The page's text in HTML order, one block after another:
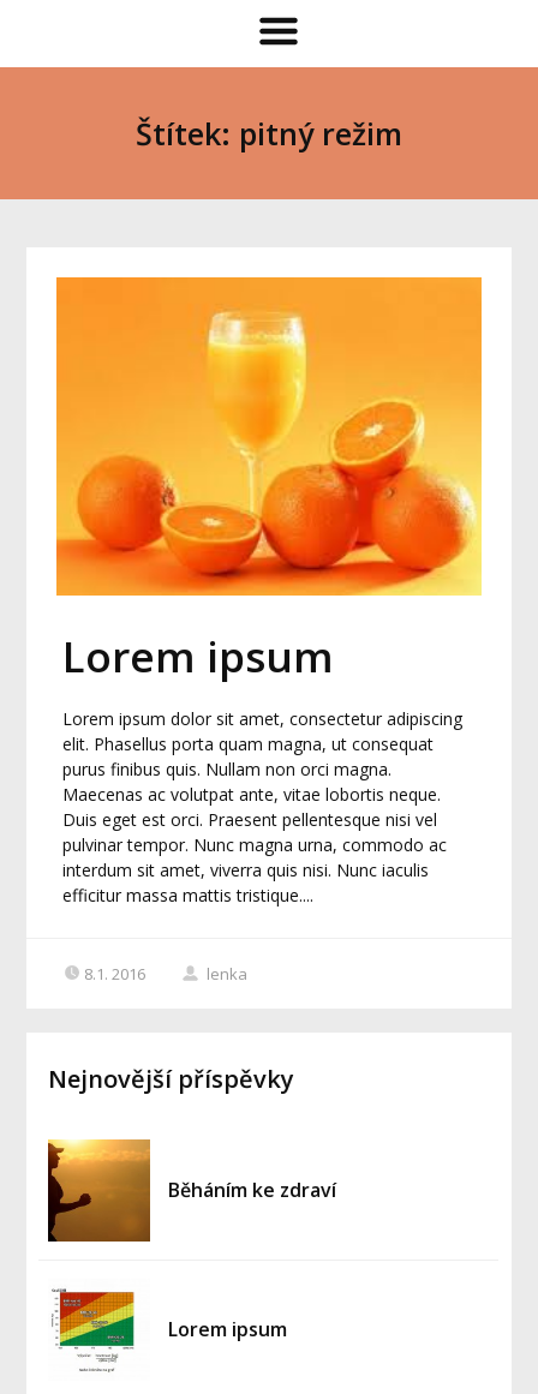
Štítek: pitný režim
Lorem ipsum
Lorem ipsum dolor sit amet, consectetur adipiscing
elit. Phasellus porta quam magna, ut consequat
purus finibus quis. Nullam non orci magna.
Maecenas ac volutpat ante, vitae lobortis neque.
Duis eget est orci. Praesent pellentesque nisi vel
pulvinar tempor. Nunc magna urna, commodo ac
interdum sit amet, viverra quis nisi. Nunc iaculis
efficitur massa mattis tristique....
8.1. 2016 lenka
Nejnovější příspěvky
Běháním ke zdraví
Lorem ipsum